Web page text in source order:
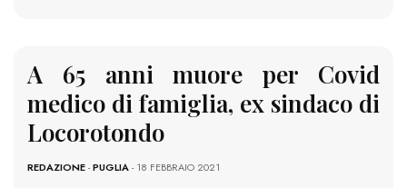
A 65 anni muore per Covid
medico di famiglia, ex sindaco di
Locorotondo
REDAZIONE-PUGLIA- 18 FEBBRAIO 2021